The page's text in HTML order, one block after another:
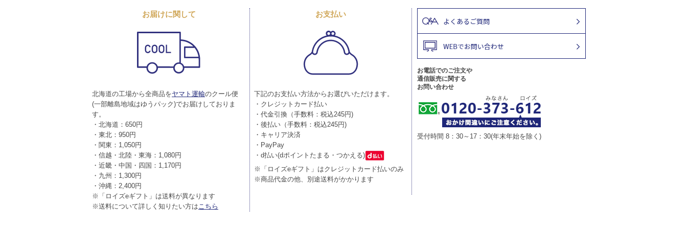
お届けに関して
北海道の工場から全商品をヤマト運輸のクール便
(一部離島地域はゆうパック)でお届けしておりま
す。
・北海道：650円
・東北：950円
・関東：1,050円
・信越・北陸・東海：1,080円
・近畿・中国・四国：1,170円
・九州：1,300円
・沖縄：2,400円
※「ロイズeギフト」は送料が異なります
※送料について詳しく知りたい方はこちら
お支払い
下記のお支払い方法からお選びいただけます。
・クレジットカード払い
・代金引換（手数料：税込245円)
・後払い（手数料：税込245円)
・キャリア決済
・PayPay
・d払い(dポイントたまる・つかえる)
※「ロイズeギフト」はクレジットカード払いのみ
※商品代金の他、別途送料がかかります
お電話でのご注文や
通信販売に関する
お問い合わせ
受付時間 8：30～17：30(年末年始を除く)